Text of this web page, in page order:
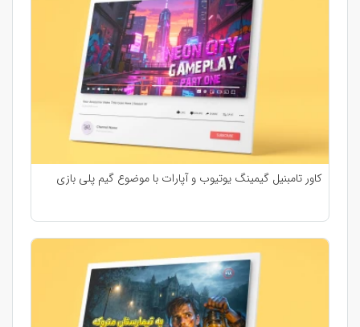
کاور تامبنیل گیمینگ یوتیوب و آپارات با موضوع گیم پلی بازی